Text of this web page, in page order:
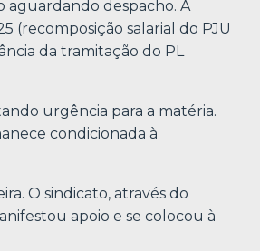
aguardando despacho. A
(recomposição salarial do PJU
da tramitação do PL
urgência para a matéria.
condicionada à
O sindicato, através do
apoio e se colocou à